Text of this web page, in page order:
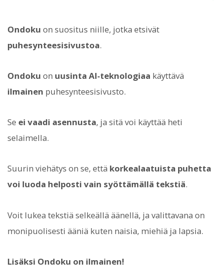
Ondoku on suositus niille, jotka etsivät
puhesynteesisivustoa.
Ondoku on uusinta AI-teknologiaa käyttävä
ilmainen puhesynteesisivusto.
Se ei vaadi asennusta, ja sitä voi käyttää heti
selaimella.
Suurin viehätys on se, että korkealaatuista puhetta
voi luoda helposti vain syöttämällä tekstiä.
Voit lukea tekstiä selkeällä äänellä, ja valittavana on
monipuolisesti ääniä kuten naisia, miehiä ja lapsia.
Lisäksi Ondoku on ilmainen!